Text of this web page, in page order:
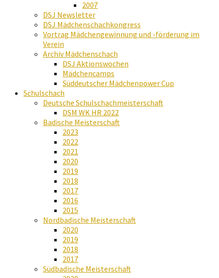
2007
DSJ Newsletter
DSJ Mädchenschachkongress
Vortrag Mädchengewinnung und -förderung im
Verein
Archiv Mädchenschach
DSJ Aktionswochen
Mädchencamps
Süddeutscher Mädchenpower Cup
Schulschach
Deutsche Schulschachmeisterschaft
DSM WK HR 2022
Badische Meisterschaft
2023
2022
2021
2020
2019
2018
2017
2016
2015
Nordbadische Meisterschaft
2020
2019
2018
2017
Südbadische Meisterschaft